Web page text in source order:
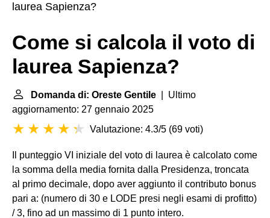
laurea Sapienza?
Come si calcola il voto di
laurea Sapienza?
Domanda di: Oreste Gentile | Ultimo
aggiornamento: 27 gennaio 2025
Valutazione: 4.3/5 (69 voti)
Il punteggio VI iniziale del voto di laurea è calcolato come
la somma della media fornita dalla Presidenza, troncata
al primo decimale, dopo aver aggiunto il contributo bonus
pari a: (numero di 30 e LODE presi negli esami di profitto)
/ 3, fino ad un massimo di 1 punto intero.